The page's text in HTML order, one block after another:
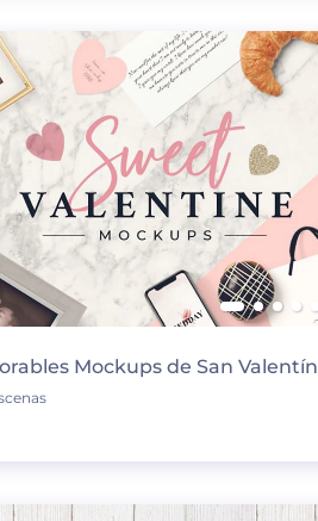
Mockups de San Valentín